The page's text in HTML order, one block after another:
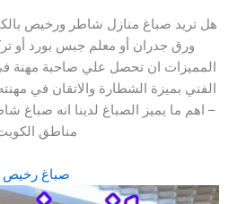
ورق جدران أو معلم جبس بورد أو
المميزات ان تحصل علي صاحبة مهنة في
الفني بميزة الشطارة والاتقان في
– اهم ما يميز الصباغ لدينا انه
مناطق
صباغ رخيص